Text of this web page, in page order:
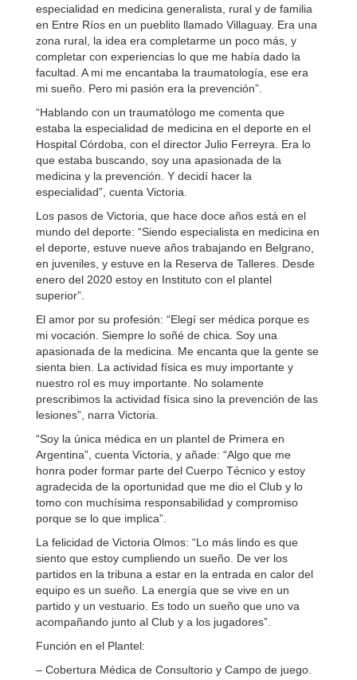
especialidad en medicina generalista, rural y de familia
en Entre Ríos en un pueblito llamado Villaguay. Era una
zona rural, la idea era completarme un poco más, y
completar con experiencias lo que me había dado la
facultad. A mi me encantaba la traumatología, ese era
mi sueño. Pero mi pasión era la prevención”.
“Hablando con un traumatólogo me comenta que
estaba la especialidad de medicina en el deporte en el
Hospital Córdoba, con el director Julio Ferreyra. Era lo
que estaba buscando, soy una apasionada de la
medicina y la prevención. Y decidí hacer la
especialidad”, cuenta Victoria.
Los pasos de Victoria, que hace doce años está en el
mundo del deporte: “Siendo especialista en medicina en
el deporte, estuve nueve años trabajando en Belgrano,
en juveniles, y estuve en la Reserva de Talleres. Desde
enero del 2020 estoy en Instituto con el plantel
superior”.
El amor por su profesión: “Elegí ser médica porque es
mi vocación. Siempre lo soñé de chica. Soy una
apasionada de la medicina. Me encanta que la gente se
sienta bien. La actividad física es muy importante y
nuestro rol es muy importante. No solamente
prescribimos la actividad física sino la prevención de las
lesiones”, narra Victoria.
“Soy la única médica en un plantel de Primera en
Argentina”, cuenta Victoria, y añade: “Algo que me
honra poder formar parte del Cuerpo Técnico y estoy
agradecida de la oportunidad que me dio el Club y lo
tomo con muchísima responsabilidad y compromiso
porque se lo que implica”.
La felicidad de Victoria Olmos: “Lo más lindo es que
siento que estoy cumpliendo un sueño. De ver los
partidos en la tribuna a estar en la entrada en calor del
equipo es un sueño. La energía que se vive en un
partido y un vestuario. Es todo un sueño que uno va
acompañando junto al Club y a los jugadores”.
Función en el Plantel:
– Cobertura Médica de Consultorio y Campo de juego.